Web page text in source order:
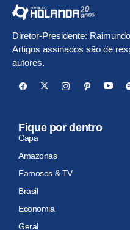
Diretor-Presidente:
Artigos assinados são de
autores.
Fique por dentro
Capa
Amazonas
Famosos & TV
Brasil
Economia
Geral